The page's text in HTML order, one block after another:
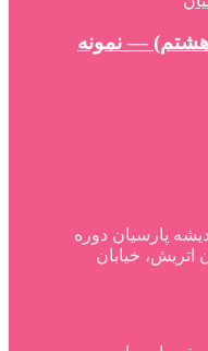
هشتم) — نمونه
پارسیان دوره
خیابان